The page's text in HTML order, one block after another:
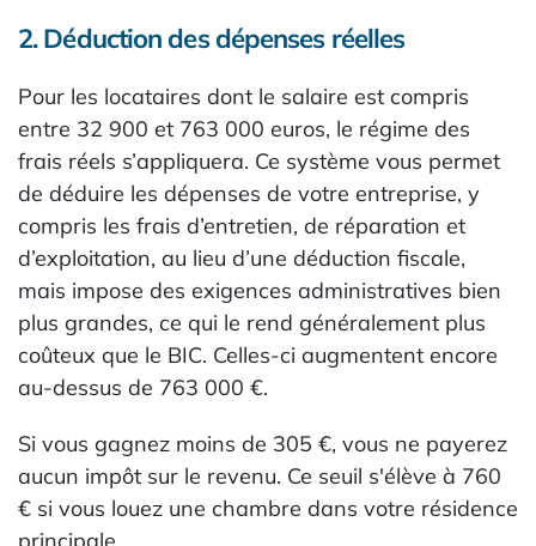
2. Déduction des dépenses réelles
Pour les locataires dont le salaire est compris
entre 32 900 et 763 000 euros, le régime des
frais réels s’appliquera. Ce système vous permet
de déduire les dépenses de votre entreprise, y
compris les frais d’entretien, de réparation et
d’exploitation, au lieu d’une déduction fiscale,
mais impose des exigences administratives bien
plus grandes, ce qui le rend généralement plus
coûteux que le BIC. Celles-ci augmentent encore
au-dessus de 763 000 €.
Si vous gagnez moins de 305 €, vous ne payerez
aucun impôt sur le revenu. Ce seuil s'élève à 760
€ si vous louez une chambre dans votre résidence